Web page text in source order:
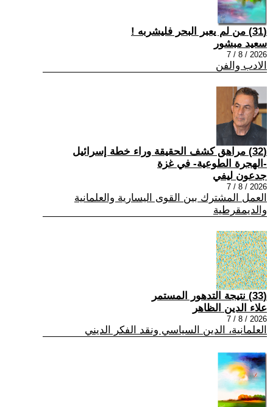
(31) من لم يعبر البحر فليشربه !
سعيد مبشور
2026 / 8 / 7
الادب والفن
(32) مراهق كشف الحقيقة وراء خطة إسرائيل
-الهجرة الطوعية- في غزة
جدعون ليفي
2026 / 8 / 7
العمل المشترك بين القوى اليسارية والعلمانية
والديمقرطية
(33) نتيجة التدهور المستمر
علاء الدين الظاهر
2026 / 8 / 7
العلمانية، الدين السياسي ونقد الفكر الديني